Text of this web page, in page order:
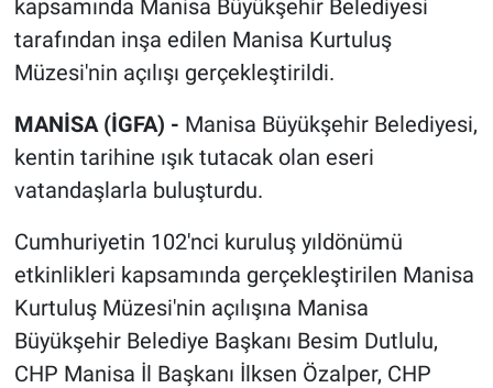
kapsamında Manisa Büyükşehir Belediyesi
tarafından inşa edilen Manisa Kurtuluş
Müzesi'nin açılışı gerçekleştirildi.
MANİSA (İGFA) - Manisa Büyükşehir Belediyesi,
kentin tarihine ışık tutacak olan eseri
vatandaşlarla buluşturdu.
Cumhuriyetin 102'nci kuruluş yıldönümü
etkinlikleri kapsamında gerçekleştirilen Manisa
Kurtuluş Müzesi'nin açılışına Manisa
Büyükşehir Belediye Başkanı Besim Dutlulu,
CHP Manisa İl Başkanı İlksen Özalper, CHP